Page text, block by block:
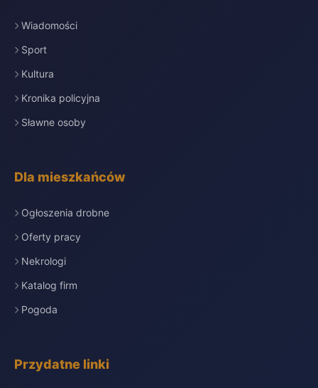
Wiadomości
Sport
Kultura
Kronika policyjna
Sławne osoby
Dla mieszkańców
Ogłoszenia drobne
Oferty pracy
Nekrologi
Katalog firm
Pogoda
Przydatne linki